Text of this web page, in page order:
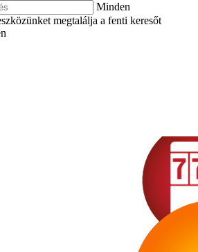
Minden
megtalálja a fenti keresőt